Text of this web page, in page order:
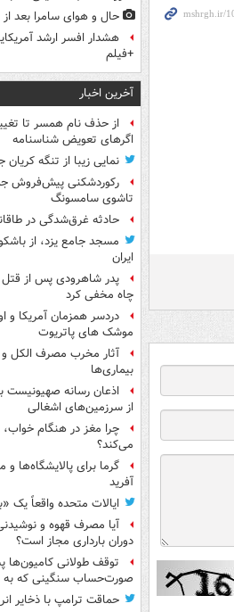
حال و هوای سامرا بعد از
هشدار افسر ارشد
+فیلم
آخرین اخبار
از حذف نام همسر تا
اگرهای تعویض شناسنامه
نمایی زیبا از تنگه
رکوردشکنی پیش‌فروش
تاشوی سامسونگ
حادثه غرق‌شدگی در طاقانک ۲ قربانی
مسجد جامع یزد، از
ایران
پدر شاهرودی پس از
چاه مخفی کرد
دردسر همزمان آمریکا و
موشک های پاتریوت
آثار مخرب مصرف الکل و
بیماری‌ها
اذعان رسانه صهیونیست
از سرزمین‌های اشغالی
چرا مغز در هنگام خواب،
می‌کند؟
گرما برای پالایشگاه‌ها و
آفرید
ایالات متحده واقعاً یک
آیا مصرف قهوه و
دوران بارداری مجاز است؟
توقف طولانی کامیون‌ها
صورت‌حساب سنگینی که به
حماقت ترامپ با ذخایر